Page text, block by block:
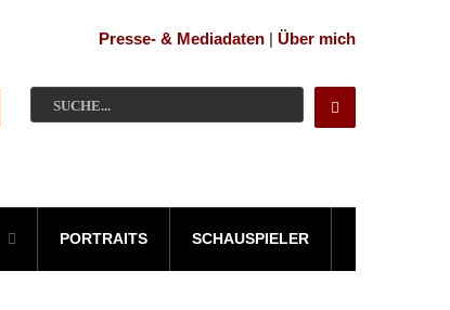
Presse- & Mediadaten | Über mich
PORTRAITS SCHAUSPIELER